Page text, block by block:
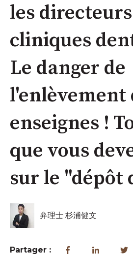
les
cliniques
Le danger de
l'enlèvement
enseignes !
que vous
sur le "dépôt
弁理士 杉浦健文
Partager :